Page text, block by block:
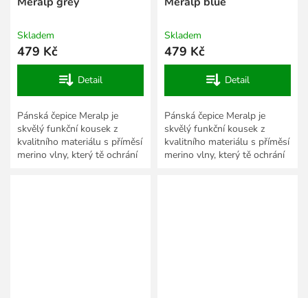
Skladem
479 Kč
Detail
Pánská čepice Meralp je
skvělý funkční kousek z
kvalitního materiálu s příměsí
merino vlny, který tě ochrání
Skladem
479 Kč
Detail
Pánská čepice Meralp je
skvělý funkční kousek z
kvalitního materiálu s příměsí
merino vlny, který tě ochrání